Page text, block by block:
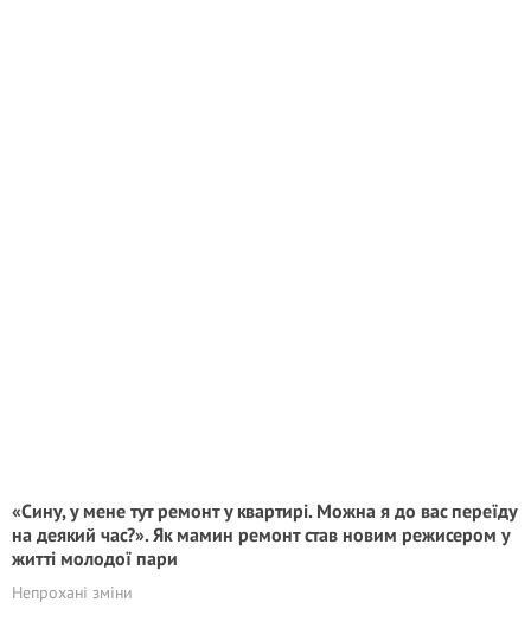
«Сину, у мене тут ремонт у квартирі. Можна я до вас переїду
на деякий час?». Як мамин ремонт став новим режисером у
житті молодої пари
Непрохані зміни